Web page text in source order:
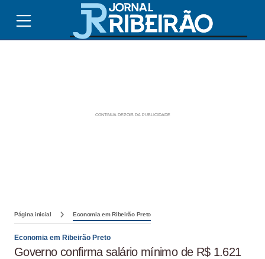
Página inicial Economia em Ribeirão Preto
Economia em Ribeirão Preto
Governo confirma salário mínimo de R$ 1.621